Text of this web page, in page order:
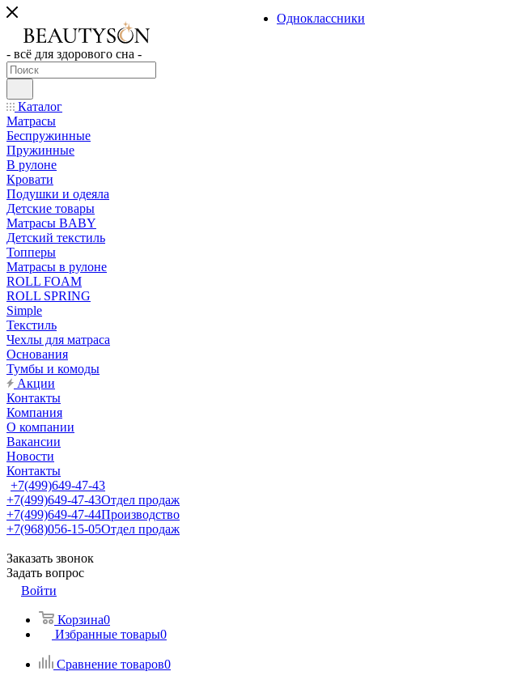
- всё для здорового сна -
Каталог
Матрасы
Беспружинные
Пружинные
В рулоне
Кровати
Подушки и одеяла
Детские товары
Матрасы BABY
Детский текстиль
Топперы
Матрасы в рулоне
ROLL FOAM
ROLL SPRING
Simple
Текстиль
Чехлы для матраса
Основания
Тумбы и комоды
Акции
Контакты
Компания
О компании
Вакансии
Новости
Контакты
+7(499)649-47-43
+7(499)649-47-43Отдел продаж
+7(499)649-47-44Производство
+7(968)056-15-05Отдел продаж
Заказать звонок
Задать вопрос
Войти
Корзина0
Избранные товары0
Сравнение товаров0
Одноклассники